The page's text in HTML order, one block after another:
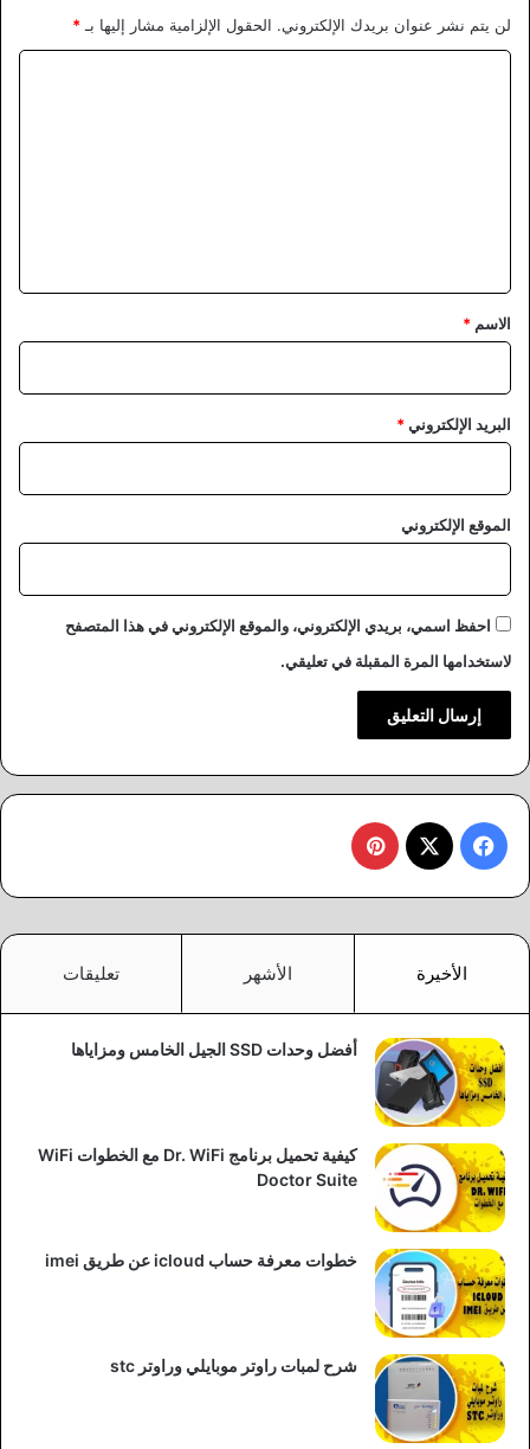
لن يتم نشر عنوان بريدك الإلكتروني. الحقول الإلزامية مشار إليها بـ *
*
الاسم *
البريد الإلكتروني*
الموقع الإلكتروني
احفظ اسمي، بريدي الإلكتروني، والموقع الإلكتروني في هذا المتصفح
لاستخدامها المرة المقبلة في تعليقي.
فيسبوك
‫X بينتيريست
الأخيرة الأشهر تعليقات
أفضل وحدات SSD الجيل الخامس ومزاياها
كيفية تحميل برنامج Dr. WiFi مع الخطوات WiFi
Doctor Suite
خطوات معرفة حساب icloud عن طريق imei
شرح لمبات راوتر موبايلي وراوتر stc